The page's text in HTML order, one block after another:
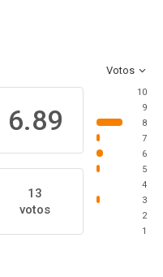
Votos
6.89
13
votos
10
9
8
7
6
5
4
3
2
1